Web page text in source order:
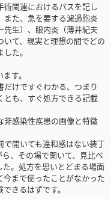
関連におけるパスを記し
また、急を要する濾過胞炎
先生）、眼内炎（薄井紀夫
て、現実と理想の間でどの
た。
す。
だけですぐわかる、つまり
とも、すぐ処方できる記載
非感染性疾患の画像と特徴
で開いても違和感はない装丁
、その場で開いて、見比べ
。処方を思いとどまる場面
まで使ったことがなかった
きるはずです。